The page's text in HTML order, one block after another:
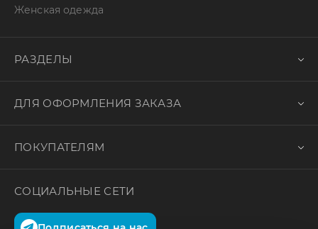
Женская одежда
РАЗДЕЛЫ
ДЛЯ ОФОРМЛЕНИЯ ЗАКАЗА
ПОКУПАТЕЛЯМ
СОЦИАЛЬНЫЕ СЕТИ